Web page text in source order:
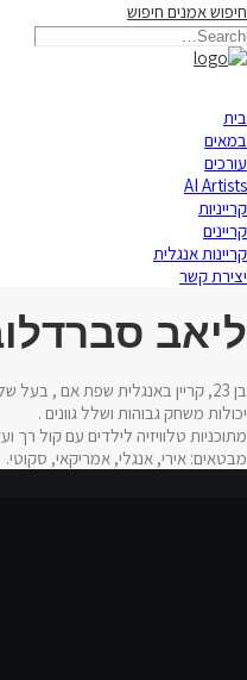
חיפוש אמנים חיפוש
בית
במאים
עורכים
AI Artists
קרייניות
קריינים
קריינות אנגלית
יצירת קשר
ליאב
בן 23, קריין באנגלית שפת אם , בעל שלל רחב של מבטאים.
יכולות משחק גבוהות ושלל גוונים .
מתוכניות טלוויזיה לילדים עם קול רך
מבטאים: אירי, אנגלי, אמריקאי, סקוטי.